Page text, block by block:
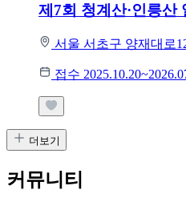
제7회 청계산·인릉산
서울 서초구 양재대로
접수
더보기
커뮤니티